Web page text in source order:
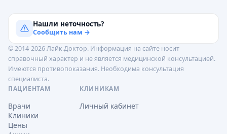
Нашли неточность?
Сообщить нам →
© 2014-2026 Лайк.Доктор. Информация на сайте носит
справочный характер и не является медицинской консультацией.
Имеются противопоказания. Необходима консультация
специалиста.
ПАЦИЕНТАМ
Врачи
Клиники
Цены
КЛИНИКАМ
Личный кабинет